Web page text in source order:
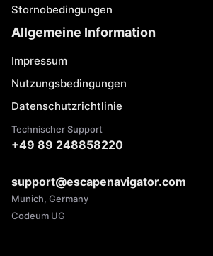
Stornobedingungen
Allgemeine Information
Impressum
Nutzungsbedingungen
Datenschutzrichtlinie
Technischer Support
+49 89 248858220
support@escapenavigator.com
Munich, Germany
Codeum UG